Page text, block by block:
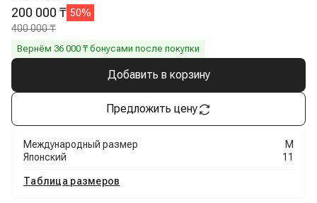
200 000 ₸ 50%
400 000 ₸
Вернём 36 000 ₸ бонусами после покупки
Добавить в корзину
Предложить цену
Международный размер
M
Японский
11
Таблица размеров